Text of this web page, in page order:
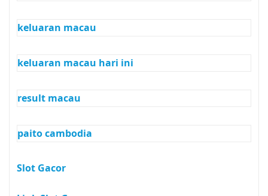
keluaran macau
keluaran macau hari ini
result macau
paito cambodia
Slot Gacor